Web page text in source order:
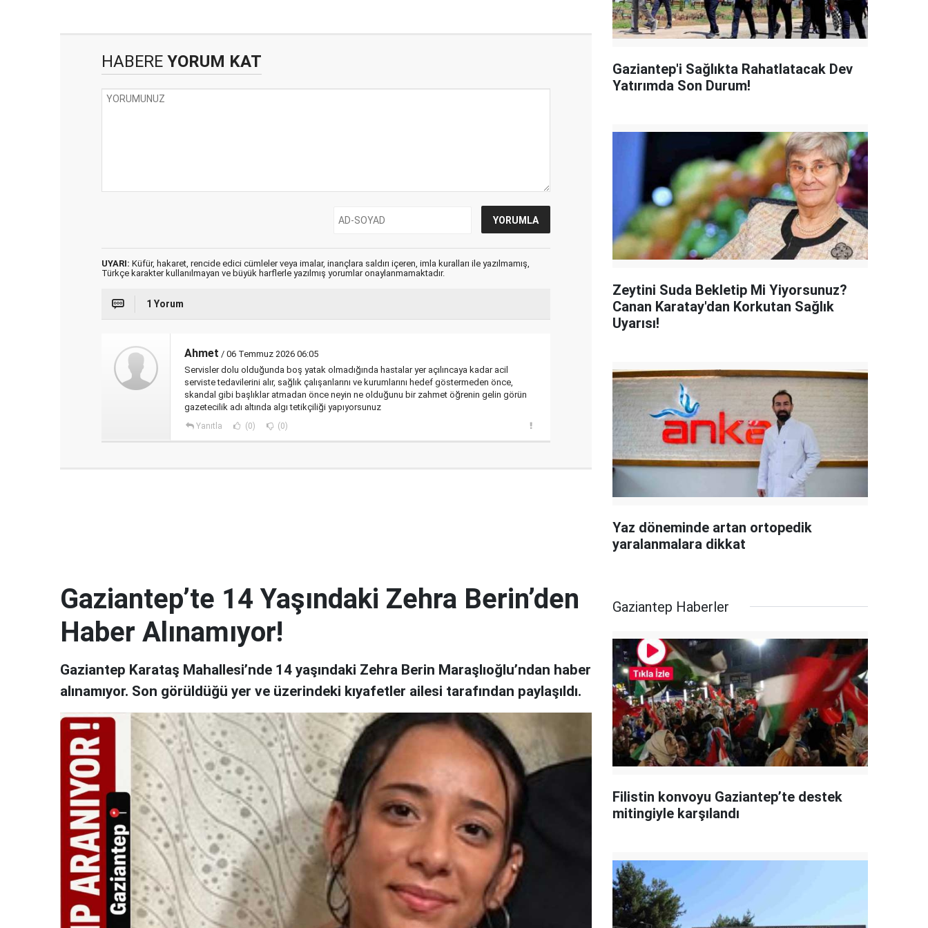
HABERE YORUM KAT
UYARI: Küfür, hakaret, rencide edici cümleler veya imalar, inançlara saldırı içeren, imla kuralları ile yazılmamış,
Türkçe karakter kullanılmayan ve büyük harflerle yazılmış yorumlar onaylanmamaktadır.
1 Yorum
Ahmet / 06 Temmuz 2026 06:05
Servisler dolu olduğunda boş yatak olmadığında hastalar yer açılıncaya kadar acil
serviste tedavilerini alır, sağlık çalışanlarını ve kurumlarını hedef göstermeden önce,
skandal gibi başlıklar atmadan önce neyin ne olduğunu bir zahmet öğrenin gelin görün
gazetecilik adı altında algı tetikçiliği yapıyorsunuz
Yanıtla (0) (0)
Gaziantep'i Sağlıkta Rahatlatacak Dev
Yatırımda Son Durum!
Zeytini Suda Bekletip Mi Yiyorsunuz?
Canan Karatay'dan Korkutan Sağlık
Uyarısı!
Yaz döneminde artan ortopedik
yaralanmalara dikkat
Gaziantep’te 14 Yaşındaki Zehra Berin’den
Haber Alınamıyor!
Gaziantep Karataş Mahallesi’nde 14 yaşındaki Zehra Berin Maraşlıoğlu’ndan haber
alınamıyor. Son görüldüğü yer ve üzerindeki kıyafetler ailesi tarafından paylaşıldı.
Gaziantep Haberler
Filistin konvoyu Gaziantep’te destek
mitingiyle karşılandı